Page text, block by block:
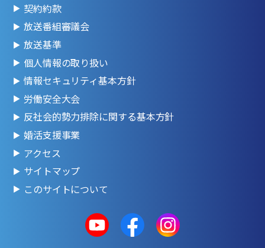
契約約款
放送番組審議会
放送基準
個人情報の取り扱い
情報セキュリティ基本方針
労働安全大会
反社会的勢力排除に関する基本方針
婚活支援事業
アクセス
サイトマップ
このサイトについて